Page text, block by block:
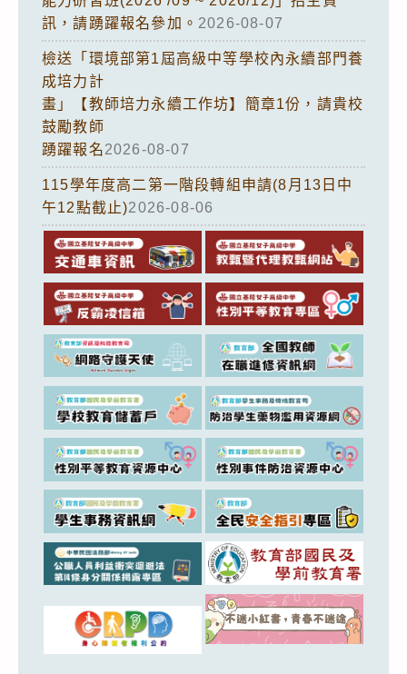
訊，請踴躍報名參加。 2026-08-07
檢送「環境部第1屆高級中等學校內永續部門養
成培力計
畫」【教師培力永續工作坊】簡章1份，請貴校
鼓勵教師
踴躍報名2026-08-07
115學年度高二第一階段轉組申請(8月13日中
午12點截止)2026-08-06